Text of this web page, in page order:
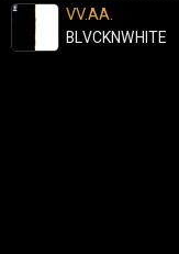
VV.AA.
BLVCKNWHITE